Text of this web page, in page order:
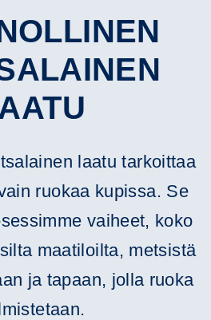
laatu tarkoittaa
ruokaa kupissa. Se
vaiheet, koko
maatiloilta, metsistä
ja tapaan, jolla ruoka